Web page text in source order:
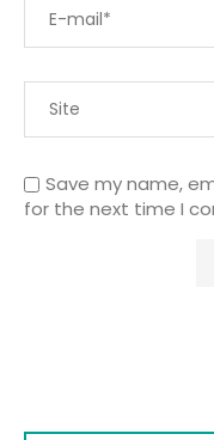
Save my name,
for the next time I